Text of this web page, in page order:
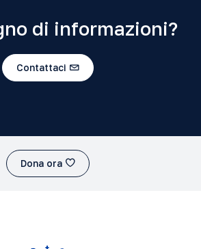
di informazioni?
Contattaci
Dona ora